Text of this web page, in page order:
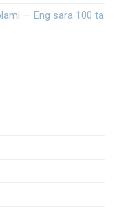
— Eng sara 100 ta